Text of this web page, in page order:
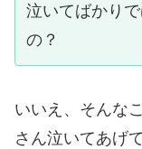
泣いてばかり
の？
いいえ、そんな
さん泣いてあげ